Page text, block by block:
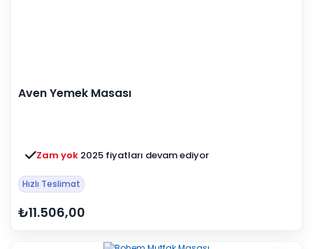
Aven Yemek Masası
Zam yok 2025 fiyatları devam ediyor
Hızlı Teslimat
₺11.506,00